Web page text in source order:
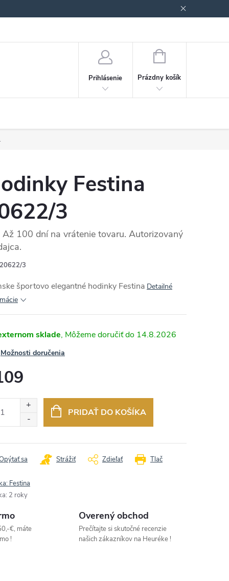
Prihlásenie
NÁKUPNÝ
Prázdny košík
Festina
3
Až 100 dní na vrátenie tovaru. Autorizovaný
20622/3
športovo elegantné hodinky Festina Detailné
sklade 14.8.2026
Možnosti doručenia
PRIDAŤ DO KOŠÍKA
Tlač
sa Strážiť Zdieľať
Festina
: 2 roky
€, máte
!
Overený obchod
Prečítajte si skutočné recenzie
našich zákazníkov na Heuréke !